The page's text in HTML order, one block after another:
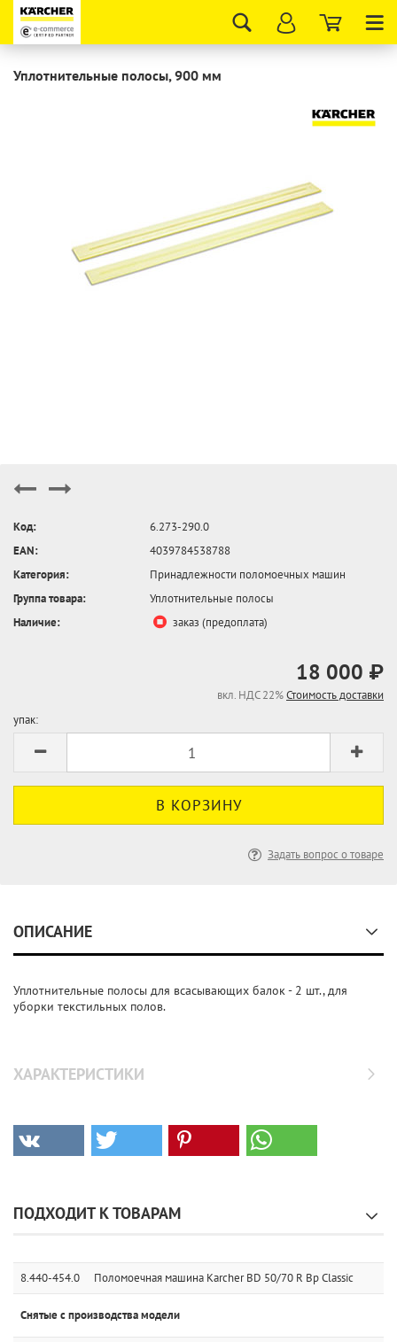
Уплотнительные полосы, 900 мм
Код:
6.273-290.0
EAN:
4039784538788
Категория:
Принадлежности поломоечных машин
Группа товара:
Уплотнительные полосы
Наличие:
заказ (предоплата)
18 000 ₽
вкл. НДС 22%Стоимость доставки
упак:
Задать вопрос о товаре
ОПИСАНИЕ
Уплотнительные полосы для всасывающих балок - 2 шт., для
уборки текстильных полов.
ХАРАКТЕРИСТИКИ
ПОДХОДИТ К ТОВАРАМ
8.440-454.0 Поломоечная машина Karcher BD 50/70 R Bp Classic
Снятые с производства модели